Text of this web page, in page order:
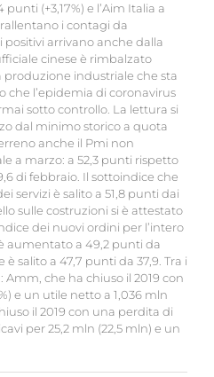
(+3,17%) e l’Aim Italia a
rallentano i contagi da
positivi arrivano anche dalla
cinese è rimbalzato
industriale che sta
che l’epidemia di coronavirus
sotto controllo. La lettura si
dal minimo storico a quota
anche il Pmi non
a marzo: a 52,3 punti rispetto
di febbraio. Il sottoindice che
servizi è salito a 51,8 punti dai
sulle costruzioni si è attestato
dei nuovi ordini per l’intero
aumentato a 49,2 punti da
è salito a 47,7 punti da 37,9. Tra i
Amm, che ha chiuso il 2019 con
e un utile netto a 1,036 mln
il 2019 con una perdita di
per 25,2 mln (22,5 mln) e un